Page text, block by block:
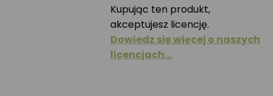
Kupując ten produkt,
akceptujesz licencję.
Dowiedz się więcej o naszych
licencjach…